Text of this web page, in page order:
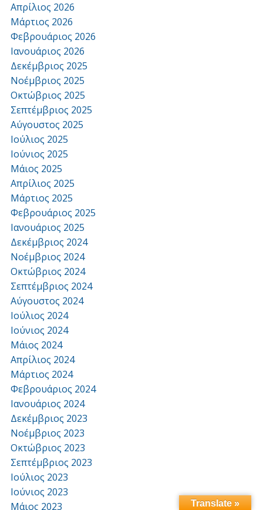
Απρίλιος 2026
Μάρτιος 2026
Φεβρουάριος 2026
Ιανουάριος 2026
Δεκέμβριος 2025
Νοέμβριος 2025
Οκτώβριος 2025
Σεπτέμβριος 2025
Αύγουστος 2025
Ιούλιος 2025
Ιούνιος 2025
Μάιος 2025
Απρίλιος 2025
Μάρτιος 2025
Φεβρουάριος 2025
Ιανουάριος 2025
Δεκέμβριος 2024
Νοέμβριος 2024
Οκτώβριος 2024
Σεπτέμβριος 2024
Αύγουστος 2024
Ιούλιος 2024
Ιούνιος 2024
Μάιος 2024
Απρίλιος 2024
Μάρτιος 2024
Φεβρουάριος 2024
Ιανουάριος 2024
Δεκέμβριος 2023
Νοέμβριος 2023
Οκτώβριος 2023
Σεπτέμβριος 2023
Ιούλιος 2023
Ιούνιος 2023
Μάιος 2023
Translate »